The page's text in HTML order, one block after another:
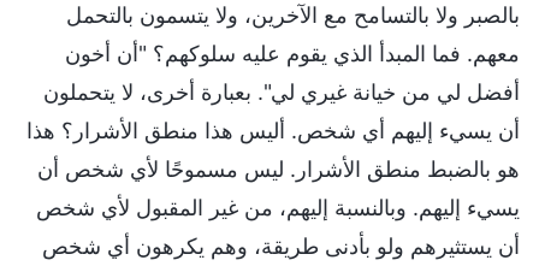
بالصبر ولا بالتسامح مع الآخرين، ولا يتسمون بالتحمل
معهم. فما المبدأ الذي يقوم عليه سلوكهم؟ "أن أخون
أفضل لي من خيانة غيري لي". بعبارة أخرى، لا يتحملون
أن يسيء إليهم أي شخص. أليس هذا منطق الأشرار؟ هذا
هو بالضبط منطق الأشرار. ليس مسموحًا لأي شخص أن
يسيء إليهم. وبالنسبة إليهم، من غير المقبول لأي شخص
أن يستثيرهم ولو بأدنى طريقة، وهم يكرهون أي شخص